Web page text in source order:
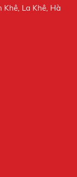
La Khê, Hà